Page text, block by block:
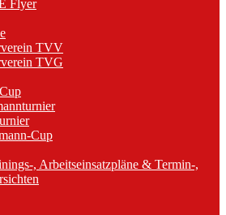
Flyer
TVV
TVG
Cup
, Arbeitseinsatzpläne & Termin-,